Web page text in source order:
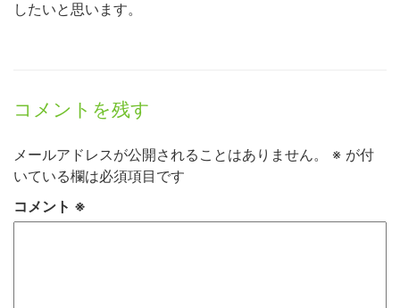
したいと思います。
コメントを残す
メールアドレスが公開されることはありません。 ※ が付
いている欄は必須項目です
コメント ※